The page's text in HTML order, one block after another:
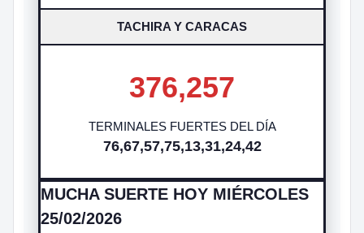
TACHIRA Y CARACAS
376,257
TERMINALES FUERTES DEL DÍA
76,67,57,75,13,31,24,42
MUCHA SUERTE HOY MIÉRCOLES
25/02/2026